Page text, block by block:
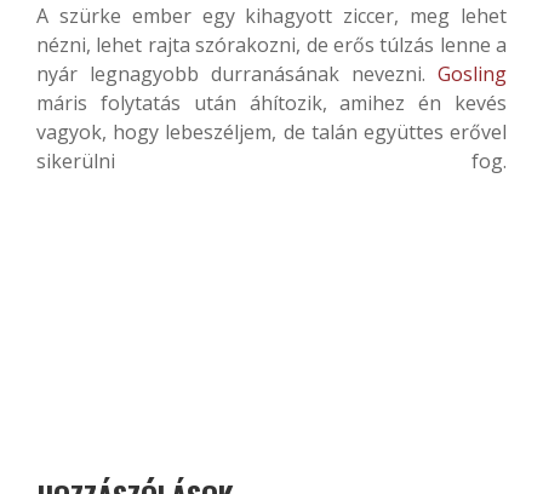
A szürke ember egy kihagyott ziccer, meg lehet
nézni, lehet rajta szórakozni, de erős túlzás lenne a
nyár legnagyobb durranásának nevezni. Gosling
máris folytatás után áhítozik, amihez én kevés
vagyok, hogy lebeszéljem, de talán együttes erővel
sikerülni fog.